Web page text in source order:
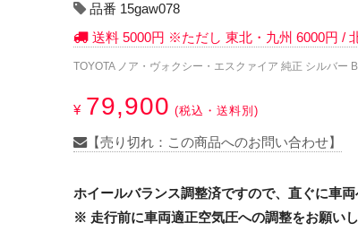
品番 15gaw078
送料 5000円 ※ただし 東北・九州 6000円 /
TOYOTA ノア・ヴォクシー・エスクァイア 純正 シルバー
¥ 79,900 (税込・送料別)
【売り切れ：この商品へのお問い合わせ】
ホイールバランス調整済ですので、直ぐに車両
※ 走行前に車両適正空気圧への調整をお願いし